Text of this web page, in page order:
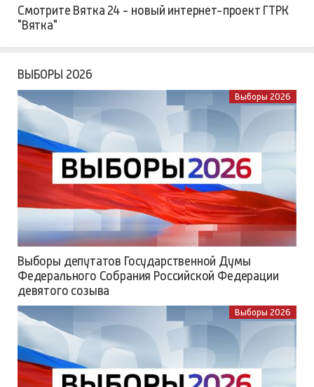
Смотрите Вятка 24 - новый интернет-проект ГТРК
"Вятка"
ВЫБОРЫ 2026
Выборы 2026
Выборы депутатов Государственной Думы
Федерального Собрания Российской Федерации
девятого созыва
Выборы 2026